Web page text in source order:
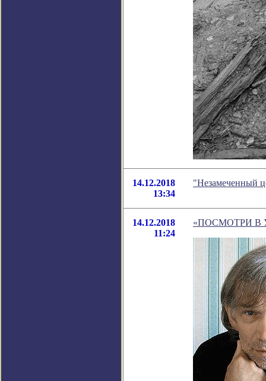
14.12.2018
13:34
"Незамеченный
14.12.2018
11:24
«ПОСМОТРИ В